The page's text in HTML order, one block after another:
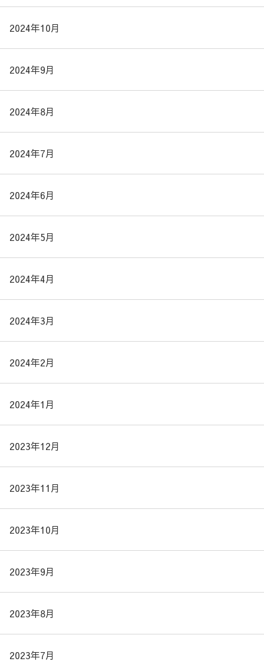
2024年10月
2024年9月
2024年8月
2024年7月
2024年6月
2024年5月
2024年4月
2024年3月
2024年2月
2024年1月
2023年12月
2023年11月
2023年10月
2023年9月
2023年8月
2023年7月